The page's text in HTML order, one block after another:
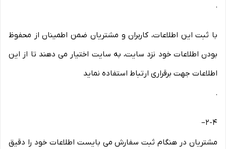
.
با ثبت این اطلاعات، کاربران و مشتریان ضمن اطمینان از محفوظ
بودن اطلاعات خود نزد سایت، به سایت اختیار می دهند تا از این
اطلاعات جهت برقراری ارتباط استفاده نماید
.
2-۴–
مشتریان در هنگام ثبت سفارش می بایست اطلاعات خود را دقیق